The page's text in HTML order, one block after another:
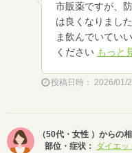
市販薬ですが、
は良くなりまし
ま飲んでいてい
ください もっと
投稿日時： 2026/01/
（50代・女性 ）からの
部位・症状： ダイエッ